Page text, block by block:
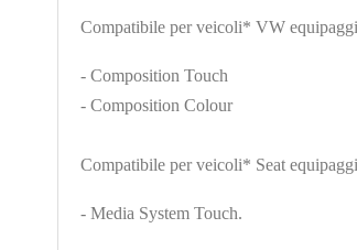
Compatibile per veicoli* VW
- Composition Touch
- Composition Colour
Compatibile per veicoli* Seat
- Media System Touch.